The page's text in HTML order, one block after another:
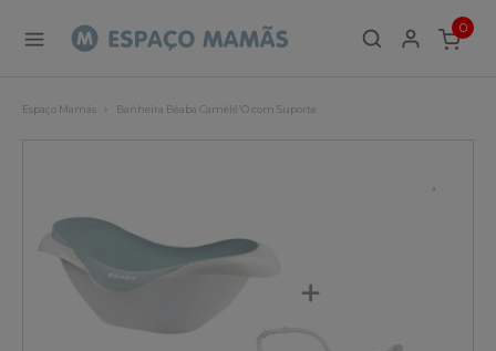
0
ITEMS
Espaço Mamãs Banheira Béaba Camélé'O com Suporte